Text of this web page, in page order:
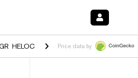
$1.029 1.20%HYPE $54.52 -
Price data by